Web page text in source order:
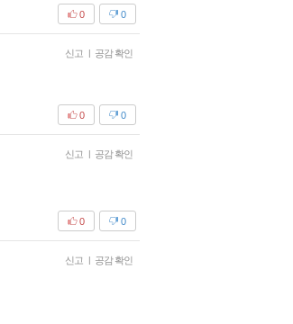
0
0
신고 | 공감 확인
0
0
신고 | 공감 확인
0
0
신고 | 공감 확인